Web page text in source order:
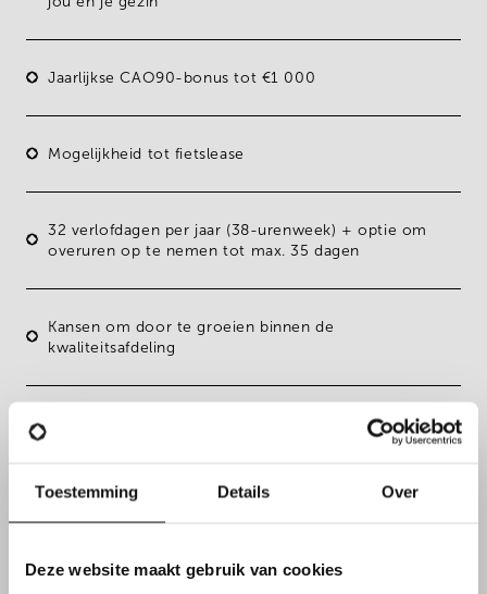
Toestemming Details Over
Deze website maakt gebruik van cookies
JaarlijkseCAO90-bonustot €1 000
Mogelijkheid tot fietslease
32 verlofdagen per jaar (38-urenweek) + optie om
overuren op te nemen tot max. 35 dagen
Kansen om door te groeien binnen de
kwaliteitsafdeling
Werken bij een stabiele, internationale organisatie met
Goed bereikbare werklocatie